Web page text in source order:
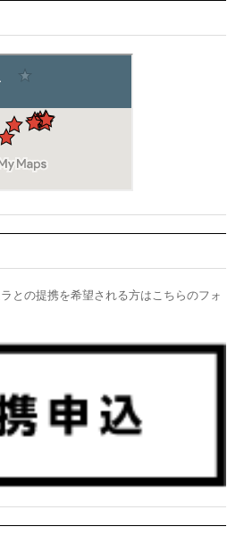
との提携を希望される方はこちらのフォ